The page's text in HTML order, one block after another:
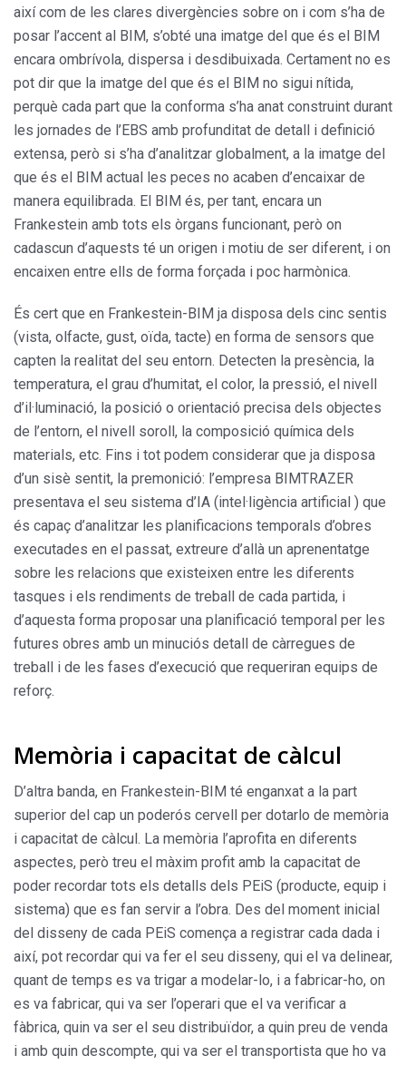
així com de les clares divergències sobre on i com s’ha de
posar l’accent al BIM, s’obté una imatge del que és el BIM
encara ombrívola, dispersa i desdibuixada. Certament no es
pot dir que la imatge del que és el BIM no sigui nítida,
perquè cada part que la conforma s’ha anat construint durant
les jornades de l’EBS amb profunditat de detall i definició
extensa, però si s’ha d’analitzar globalment, a la imatge del
que és el BIM actual les peces no acaben d’encaixar de
manera equilibrada. El BIM és, per tant, encara un
Frankestein amb tots els òrgans funcionant, però on
cadascun d’aquests té un origen i motiu de ser diferent, i on
encaixen entre ells de forma forçada i poc harmònica.
És cert que en Frankestein-BIM ja disposa dels cinc sentis
(vista, olfacte, gust, oïda, tacte) en forma de sensors que
capten la realitat del seu entorn. Detecten la presència, la
temperatura, el grau d’humitat, el color, la pressió, el nivell
d’il·luminació, la posició o orientació precisa dels objectes
de l’entorn, el nivell soroll, la composició química dels
materials, etc. Fins i tot podem considerar que ja disposa
d’un sisè sentit, la premonició: l’empresa BIMTRAZER
presentava el seu sistema d’IA (intel·ligència artificial ) que
és capaç d’analitzar les planificacions temporals d’obres
executades en el passat, extreure d’allà un aprenentatge
sobre les relacions que existeixen entre les diferents
tasques i els rendiments de treball de cada partida, i
d’aquesta forma proposar una planificació temporal per les
futures obres amb un minuciós detall de càrregues de
treball i de les fases d’execució que requeriran equips de
reforç.
Memòria i capacitat de càlcul
D’altra banda, en Frankestein-BIM té enganxat a la part
superior del cap un poderós cervell per dotarlo de memòria
i capacitat de càlcul. La memòria l’aprofita en diferents
aspectes, però treu el màxim profit amb la capacitat de
poder recordar tots els detalls dels PEiS (producte, equip i
sistema) que es fan servir a l’obra. Des del moment inicial
del disseny de cada PEiS comença a registrar cada dada i
així, pot recordar qui va fer el seu disseny, qui el va delinear,
quant de temps es va trigar a modelar-lo, i a fabricar-ho, on
es va fabricar, qui va ser l’operari que el va verificar a
fàbrica, quin va ser el seu distribuïdor, a quin preu de venda
i amb quin descompte, qui va ser el transportista que ho va